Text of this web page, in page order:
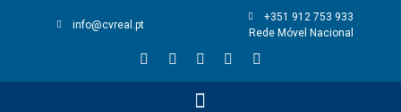
info@cvreal.pt
+351 912 753 933
Rede Móvel Nacional